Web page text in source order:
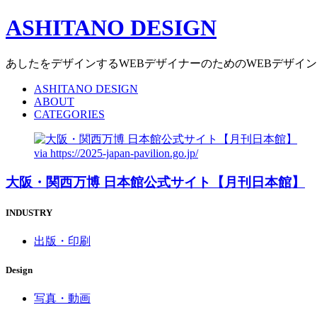
ASHITANO DESIGN
あしたをデザインするWEBデザイナーのためのWEBデザイ
ASHITANO DESIGN
ABOUT
CATEGORIES
via https://2025-japan-pavilion.go.jp/
大阪・関西万博 日本館公式サイト【月刊日本館】
INDUSTRY
出版・印刷
Design
写真・動画